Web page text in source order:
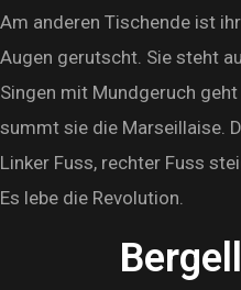
Am anderen Tischende ist
Augen gerutscht. Sie steht
Singen mit Mundgeruch
summt sie die Marseillaise.
Linker Fuss, rechter Fuss
Es lebe die Revolution.